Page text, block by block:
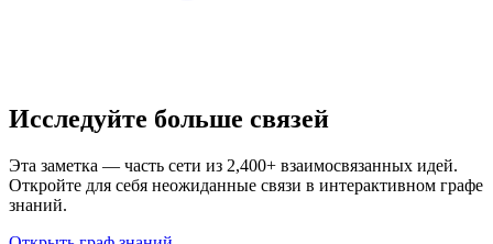
Исследуйте больше связей
Эта заметка — часть сети из 2,400+ взаимосвязанных идей.
Откройте для себя неожиданные связи в интерактивном графе
знаний.